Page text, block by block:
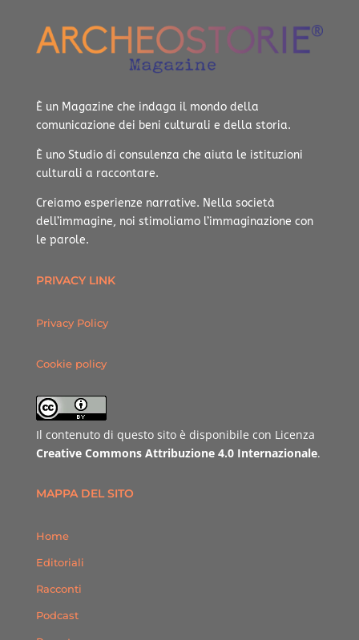
È un Magazine che indaga il mondo della
comunicazione dei beni culturali e della storia.
È uno Studio di consulenza che aiuta le istituzioni
culturali a raccontare.
Creiamo esperienze narrative. Nella società
dell’immagine, noi stimoliamo l’immaginazione con
le parole.
PRIVACY LINK
Privacy Policy
Cookie policy
Il contenuto di questo sito è disponibile con Licenza
Creative Commons Attribuzione 4.0 Internazionale.
MAPPA DEL SITO
Home
Editoriali
Racconti
Podcast